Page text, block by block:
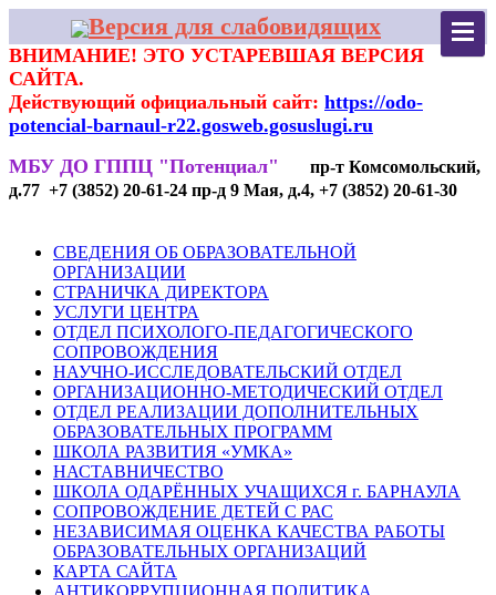
Версия для слабовидящих
ВНИМАНИЕ! ЭТО УСТАРЕВШАЯ ВЕРСИЯ
САЙТА.
Действующий официальный сайт: https://odo-
potencial-barnaul-r22.gosweb.gosuslugi.ru
МБУ ДО ГППЦ "Потенциал"
пр-т Комсомольский,
д.77 +7 (3852) 20-61-24 пр-д 9 Мая, д.4, +7 (3852) 20-61-30
СВЕДЕНИЯ ОБ ОБРАЗОВАТЕЛЬНОЙ
ОРГАНИЗАЦИИ
СТРАНИЧКА ДИРЕКТОРА
УСЛУГИ ЦЕНТРА
ОТДЕЛ ПСИХОЛОГО-ПЕДАГОГИЧЕСКОГО
СОПРОВОЖДЕНИЯ
НАУЧНО-ИССЛЕДОВАТЕЛЬСКИЙ ОТДЕЛ
ОРГАНИЗАЦИОННО-МЕТОДИЧЕСКИЙ ОТДЕЛ
ОТДЕЛ РЕАЛИЗАЦИИ ДОПОЛНИТЕЛЬНЫХ
ОБРАЗОВАТЕЛЬНЫХ ПРОГРАММ
ШКОЛА РАЗВИТИЯ «УМКА»
НАСТАВНИЧЕСТВО
ШКОЛА ОДАРЁННЫХ УЧАЩИХСЯ г. БАРНАУЛА
СОПРОВОЖДЕНИЕ ДЕТЕЙ С РАС
НЕЗАВИСИМАЯ ОЦЕНКА КАЧЕСТВА РАБОТЫ
ОБРАЗОВАТЕЛЬНЫХ ОРГАНИЗАЦИЙ
КАРТА САЙТА
АНТИКОРРУПЦИОННАЯ ПОЛИТИКА